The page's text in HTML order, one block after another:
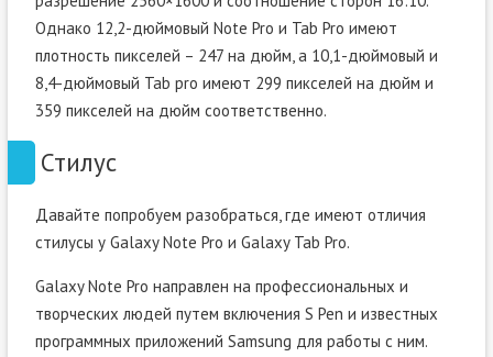
Однако 12,2-дюймовый Note Pro и Tab Pro имеют
плотность пикселей – 247 на дюйм, а 10,1-дюймовый и
8,4-дюймовый Tab pro имеют 299 пикселей на дюйм и
359 пикселей на дюйм соответственно.
Стилус
Давайте попробуем разобраться, где имеют отличия
стилусы у Galaxy Note Pro и Galaxy Tab Pro.
Galaxy Note Pro направлен на профессиональных и
творческих людей путем включения S Pen и известных
программных приложений Samsung для работы с ним.